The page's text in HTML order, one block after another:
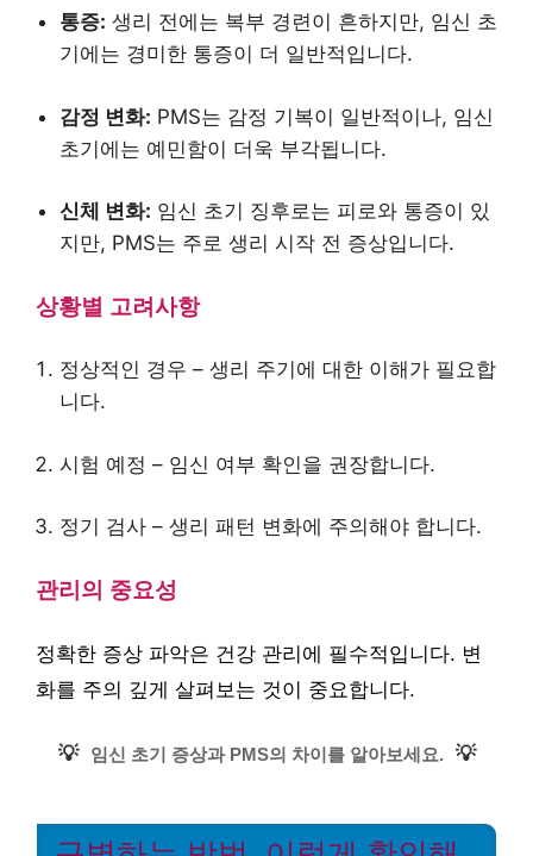
통증: 생리 전에는 복부 경련이 흔하지만, 임신 초
기에는 경미한 통증이 더 일반적입니다.
감정 변화: PMS는 감정 기복이 일반적이나, 임신
초기에는 예민함이 더욱 부각됩니다.
신체 변화: 임신 초기 징후로는 피로와 통증이 있
지만, PMS는 주로 생리 시작 전 증상입니다.
상황별 고려사항
정상적인 경우 – 생리 주기에 대한 이해가 필요합
니다.
시험 예정 – 임신 여부 확인을 권장합니다.
정기 검사 – 생리 패턴 변화에 주의해야 합니다.
관리의 중요성
정확한 증상 파악은 건강 관리에 필수적입니다. 변
화를 주의 깊게 살펴보는 것이 중요합니다.
💡 임신 초기 증상과 PMS의 차이를 알아보세요. 💡